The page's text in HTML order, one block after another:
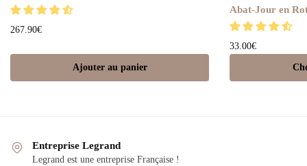
267.90€
Ajouter au panier
Abat-Jour en
33.00€
Entreprise Legrand
Legrand est une entreprise Française !